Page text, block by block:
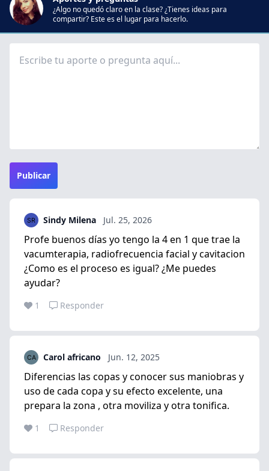
¿Algo no quedó claro en la clase? ¿Tienes ideas para
compartir? Este es el lugar para hacerlo.
Publicar
Sindy Milena Jul. 25, 2026
Profe buenos días yo tengo la 4 en 1 que trae la
vacumterapia, radiofrecuencia facial y cavitacion
¿Como es el proceso es igual? ¿Me puedes
ayudar?
1 Responder
Carol africano Jun. 12, 2025
Diferencias las copas y conocer sus maniobras y
uso de cada copa y su efecto excelente, una
prepara la zona , otra moviliza y otra tonifica.
1 Responder